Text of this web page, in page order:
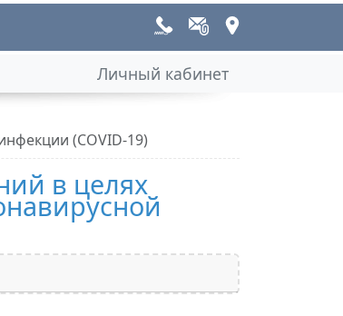
Личный кабинет
(COVID-19)
в целях